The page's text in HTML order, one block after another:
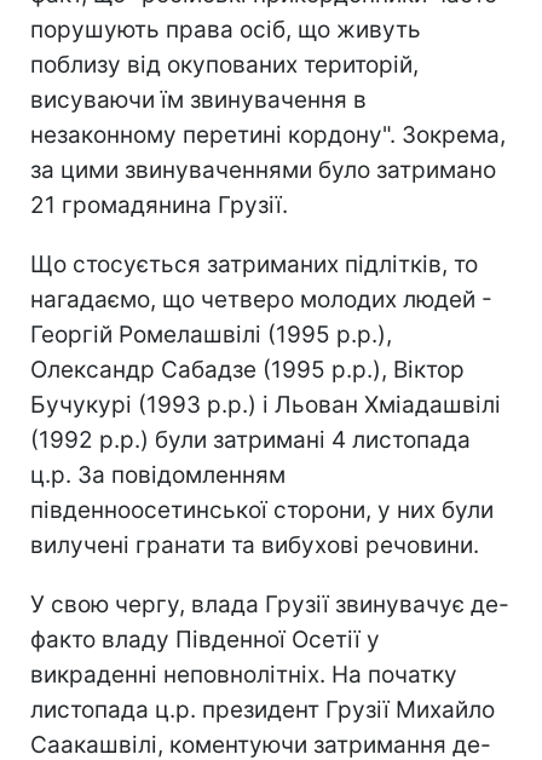
порушують права осіб, що живуть
поблизу від окупованих територій,
висуваючи їм звинувачення в
незаконному перетині кордону". Зокрема,
за цими звинуваченнями було затримано
21 громадянина Грузії.
Що стосується затриманих підлітків, то
нагадаємо, що четверо молодих людей -
Георгій Ромелашвілі (1995 р.р.),
Олександр Сабадзе (1995 р.р.), Віктор
Бучукурі (1993 р.р.) і Льован Хміадашвілі
(1992 р.р.) були затримані 4 листопада
ц.р. За повідомленням
південноосетинської сторони, у них були
вилучені гранати та вибухові речовини.
У свою чергу, влада Грузії звинувачує де-
факто владу Південної Осетії у
викраденні неповнолітніх. На початку
листопада ц.р. президент Грузії Михайло
Саакашвілі, коментуючи затримання де-